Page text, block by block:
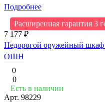
Подробнее
Расширенная гарантия 3
7 177 ₽
Недорогой оружейный шкаф
ОШН
0
0
Есть в наличии
Арт. 98229